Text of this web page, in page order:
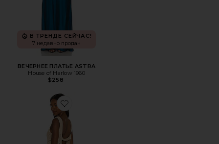
В ТРЕНДЕ СЕЙЧАС!
7 недавно продан
ВЕЧЕРНЕЕ ПЛАТЬЕ ASTRA
House of Harlow 1960
$258
Favorite ПЛАТЬЕ-КРОШЕ AYLAH